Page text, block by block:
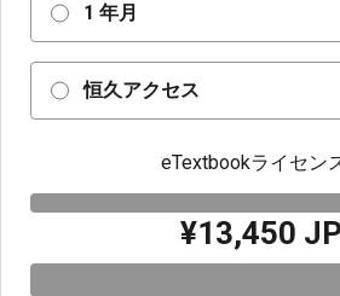
1 年月
恒久アクセス
eTextbookライセン
¥13,450